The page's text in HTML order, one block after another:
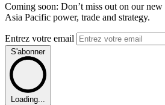
Coming soon: Don’t miss out on our
Asia Pacific power, trade and strategy.
Entrez votre email
S'abonner
Loading...